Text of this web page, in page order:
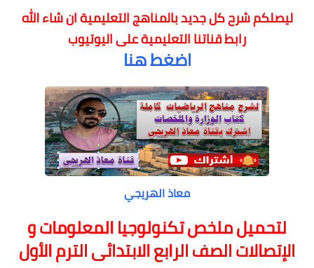
ليصلكم شرح كل جديد بالمناهج التعليميةان شاء الله
رابط قناتنا التعليمية على اليوتيوب
اضغط هنا
معاذ الهريجي
لتحميل ملخص تكنولوجيا المعلومات و
الإتصالات الصف الرابع الابتدائى الترم الأول